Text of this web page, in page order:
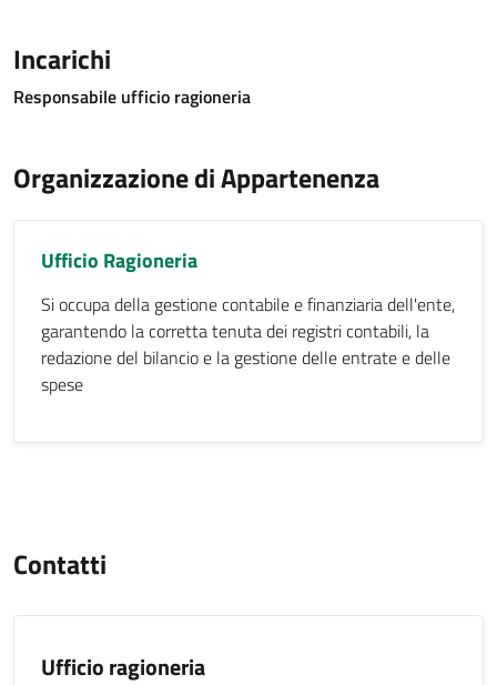
Incarichi
Responsabile ufficio ragioneria
Organizzazione di Appartenenza
Ufficio Ragioneria
Si occupa della gestione contabile e finanziaria dell'ente,
garantendo la corretta tenuta dei registri contabili, la
redazione del bilancio e la gestione delle entrate e delle
spese
Contatti
Ufficio ragioneria